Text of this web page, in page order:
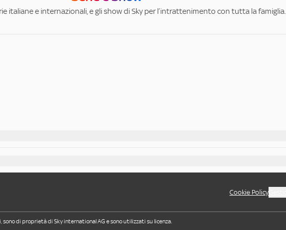
italiane e internazionali, e gli show di Sky per l’intrattenimento con tutta la famiglia.
Cookie Policy
di proprietà di Sky international AG e sono utilizzati su licenza.